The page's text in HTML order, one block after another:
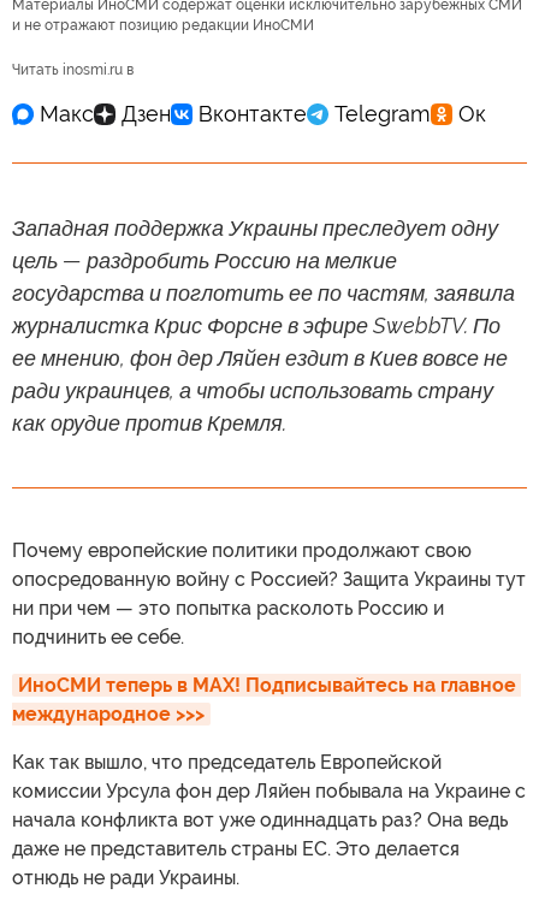
Материалы ИноСМИ содержат оценки исключительно зарубежных СМИ
и не отражают позицию редакции ИноСМИ
Читать inosmi.ru в
Западная поддержка Украины преследует одну
цель — раздробить Россию на мелкие
государства и поглотить ее по частям, заявила
журналистка Крис Форсне в эфире SwebbTV. По
ее мнению, фон дер Ляйен ездит в Киев вовсе не
ради украинцев, а чтобы использовать страну
как орудие против Кремля.
Почему европейские политики продолжают свою
опосредованную войну с Россией? Защита Украины тут
ни при чем — это попытка расколоть Россию и
подчинить ее себе.
ИноСМИ теперь в MAX! Подписывайтесь на главное
международное >>>
Как так вышло, что председатель Европейской
комиссии Урсула фон дер Ляйен побывала на Украине с
начала конфликта вот уже одиннадцать раз? Она ведь
даже не представитель страны ЕС. Это делается
отнюдь не ради Украины.